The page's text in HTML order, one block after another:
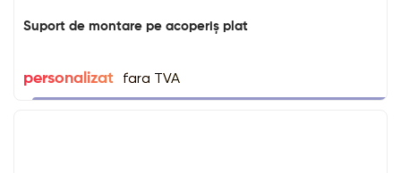
Suport de montare pe acoperiș plat
personalizat fara TVA